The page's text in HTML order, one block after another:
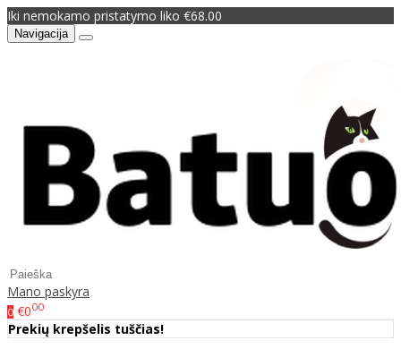
Iki nemokamo pristatymo liko €68.00
Navigacija
Mano paskyra
0 €000
Prekių krepšelis tuščias!